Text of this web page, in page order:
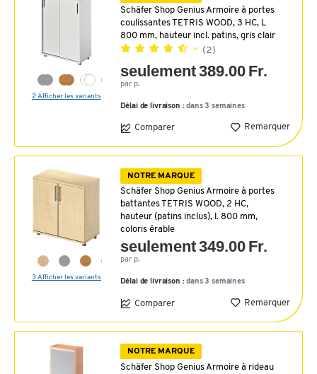
2 Afficher les variants
Schäfer Shop Genius Armoire à portes
coulissantes TETRIS WOOD, 3 HC, L
800 mm, hauteur incl. patins, gris clair
(2)
seulement 389.00 Fr.
par p.
Délai de livraison :dans 3 semaines
Comparer Remarquer
3 Afficher les variants
NOTRE MARQUE
Schäfer Shop Genius Armoire à portes
battantes TETRIS WOOD, 2 HC,
hauteur (patins inclus), l. 800 mm,
coloris érable
seulement 349.00 Fr.
par p.
Délai de livraison :dans 3 semaines
Comparer Remarquer
NOTRE MARQUE
Schäfer Shop Genius Armoire à rideau